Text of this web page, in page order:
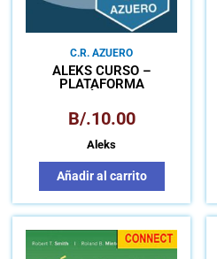
C.R. AZUERO
ALEKS CURSO –
PLATAFORMA
APRENDIZAJE AUTÓNOMO
B/.10.00
Aleks
Añadir al carrito